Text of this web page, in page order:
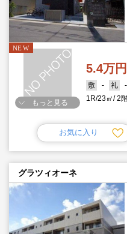
もっと見る 2
5.4万円
-
-
1R 23㎡
お気に入り
グラツィオーネ